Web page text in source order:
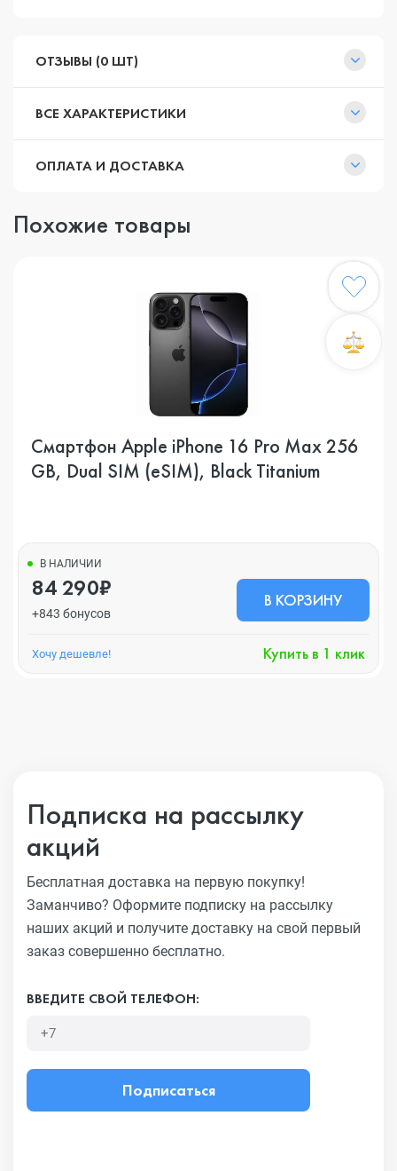
ОТЗЫВЫ (0 ШТ)
ВСЕ ХАРАКТЕРИСТИКИ
ОПЛАТА И ДОСТАВКА
Похожие товары
Смартфон Apple iPhone 16 Pro Max 256
GB, Dual SIM (eSIM), Black Titanium
В НАЛИЧИИ
84 290₽
+843 бонусов
В КОРЗИНУ
Хочу дешевле! Купить в 1 клик
Подписка на рассылку
акций
Бесплатная доставка на первую покупку!
Заманчиво? Оформите подписку на рассылку
наших акций и получите доставку на свой первый
заказ совершенно бесплатно.
ВВЕДИТЕ СВОЙ ТЕЛЕФОН:
Подписаться